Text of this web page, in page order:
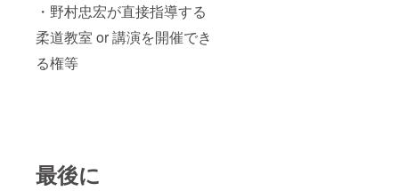
・野村忠宏が直接指導する
柔道教室 or 講演を開催でき
る権等
最後に